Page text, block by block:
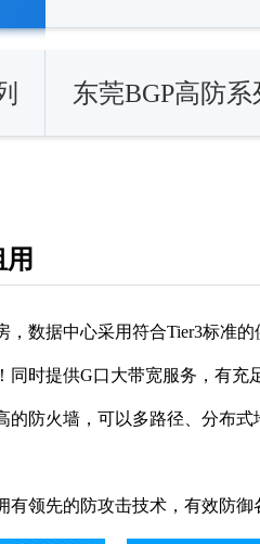
东莞BGP高防系
，数据中心采用符合Tier3标准
同时提供G口大带宽服务，有充
的防火墙，可以多路径、分布
有领先的防攻击技术，有效防